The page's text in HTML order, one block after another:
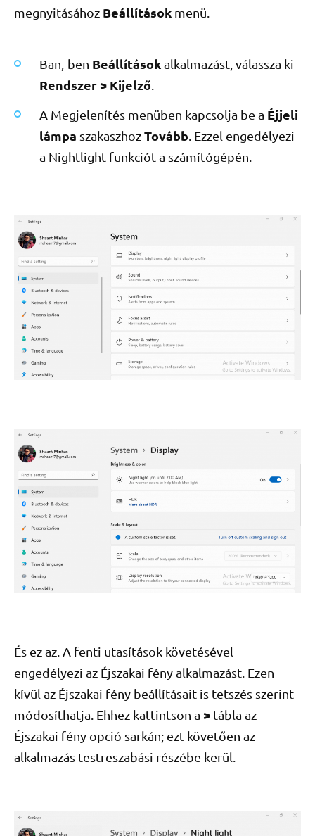
megnyitásához Beállítások menü.
Ban,-ben Beállításokalkalmazást, válassza ki
Rendszer > Kijelző
A Megjelenítés menüben kapcsolja be a Éjjeli
lámpa szakaszhozTovább. Ezzel engedélyezi
a Nightlight funkciót a számítógépén.
És ez az. A fenti utasítások követésével
engedélyezi az Éjszakai fény alkalmazást. Ezen
kívül az Éjszakai fény beállításait is tetszés szerint
módosíthatja. Ehhez kattintson a > tábla az
Éjszakai fény opció sarkán; ezt követően az
alkalmazás testreszabási részébe kerül.